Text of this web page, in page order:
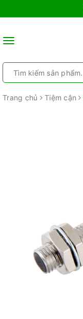
Toggle
Trang chủ Tiệm cận